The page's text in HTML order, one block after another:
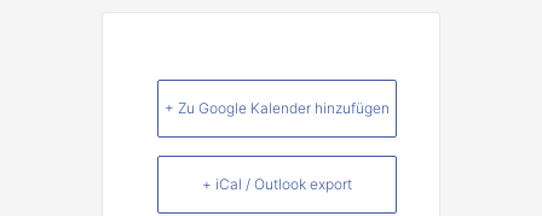
+ Zu Google Kalender hinzufügen
+ iCal / Outlook export